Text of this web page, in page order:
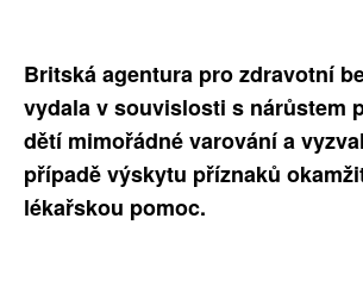
RUBRIKY
PLNÁ VERZE STRÁNEK
Britská agentura pro zdravotní
vydala v souvislosti s nárůstem
dětí mimořádné varování a
případě výskytu příznaků
lékařskou pomoc.